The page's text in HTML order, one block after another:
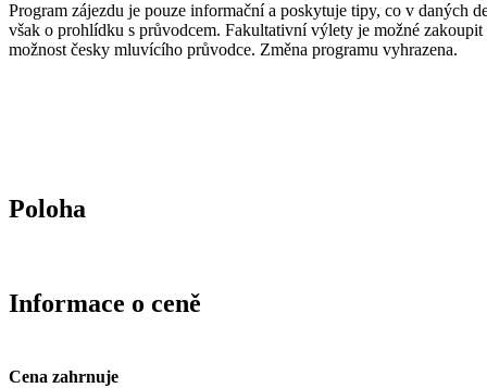
Program zájezdu je pouze informační a poskytuje tipy, co v daných
však o prohlídku s průvodcem. Fakultativní výlety je možné
možnost česky mluvícího průvodce. Změna programu vyhrazena.
Poloha
Informace o ceně
Cena zahrnuje